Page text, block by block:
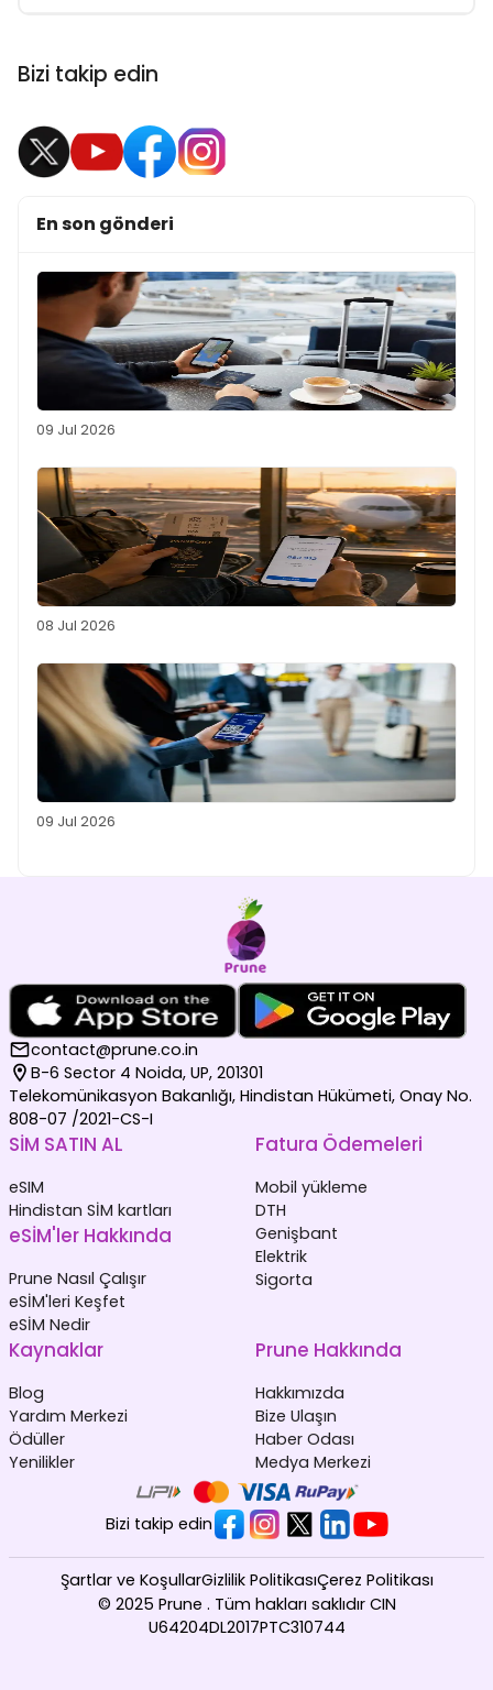
Bizi takip edin
En son gönderi
09 Jul 2026
08 Jul 2026
09 Jul 2026
contact@prune.co.in
B-6 Sector 4 Noida, UP, 201301
Telekomünikasyon Bakanlığı, Hindistan Hükümeti, Onay No.
808-07 /2021-CS-I
SİM SATIN AL
eSIM
Hindistan SİM kartları
eSİM'ler Hakkında
Prune Nasıl Çalışır
eSİM'leri Keşfet
eSİM Nedir
Fatura Ödemeleri
Mobil yükleme
DTH
Genişbant
Elektrik
Sigorta
Kaynaklar
Blog
Yardım Merkezi
Ödüller
Yenilikler
Prune Hakkında
Hakkımızda
Bize Ulaşın
Haber Odası
Medya Merkezi
Bizi takip edin
© 2025 Prune . Tüm hakları saklıdır CIN
U64204DL2017PTC310744
Şartlar ve KoşullarGizlilik PolitikasıÇerez Politikası